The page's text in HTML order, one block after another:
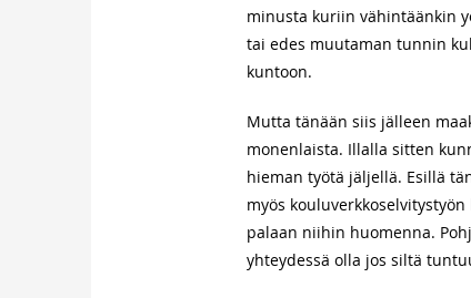
minusta kuriin vähintäänkin
tai edes muutaman tunnin
kuntoon.
Mutta tänään siis jälleen
monenlaista. Illalla sitten
hieman työtä jäljellä. Esillä
myös
palaan niihin huomenna.
yhteydessä olla jos siltä